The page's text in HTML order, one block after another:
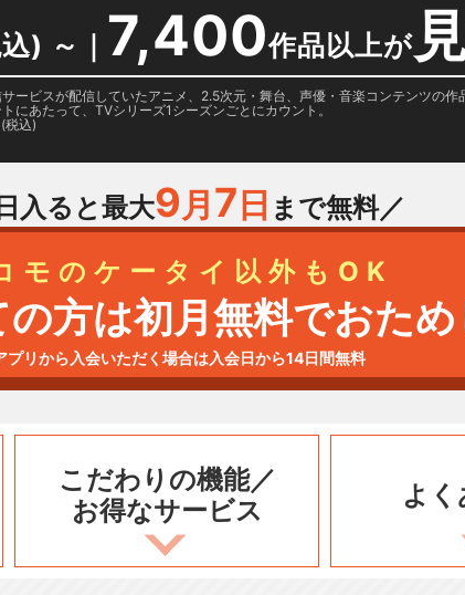
) ～ ｜ 7,400作品以上が
ービスが配信していたアニメ、2.5次元・舞台、声優・音楽コンテンツの作
にあたって、TVシリーズ1シーズンごとにカウント。
税込)
入ると最大9月 7 日 まで無料／
モのケータイ以外もOK
方は初月無料でおため
プリから入会いただく場合は入会日から14日間無料
こだわりの機能／
お得なサービス
よく